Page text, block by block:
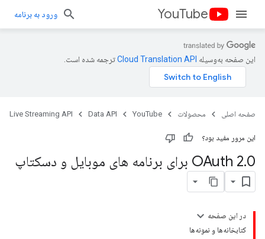
YouTube ورود به برنامه
این صفحه به‌وسیله ترجمه شده است.
صفحه اصلی محصولات YouTube
Data API
Live Streaming API
این مرور مفید بود؟
OAuth 2.0 برای برنامه های موبایل و دسکتاپ
در این صفحه
کتابخانه‌ها و نمونه‌ها